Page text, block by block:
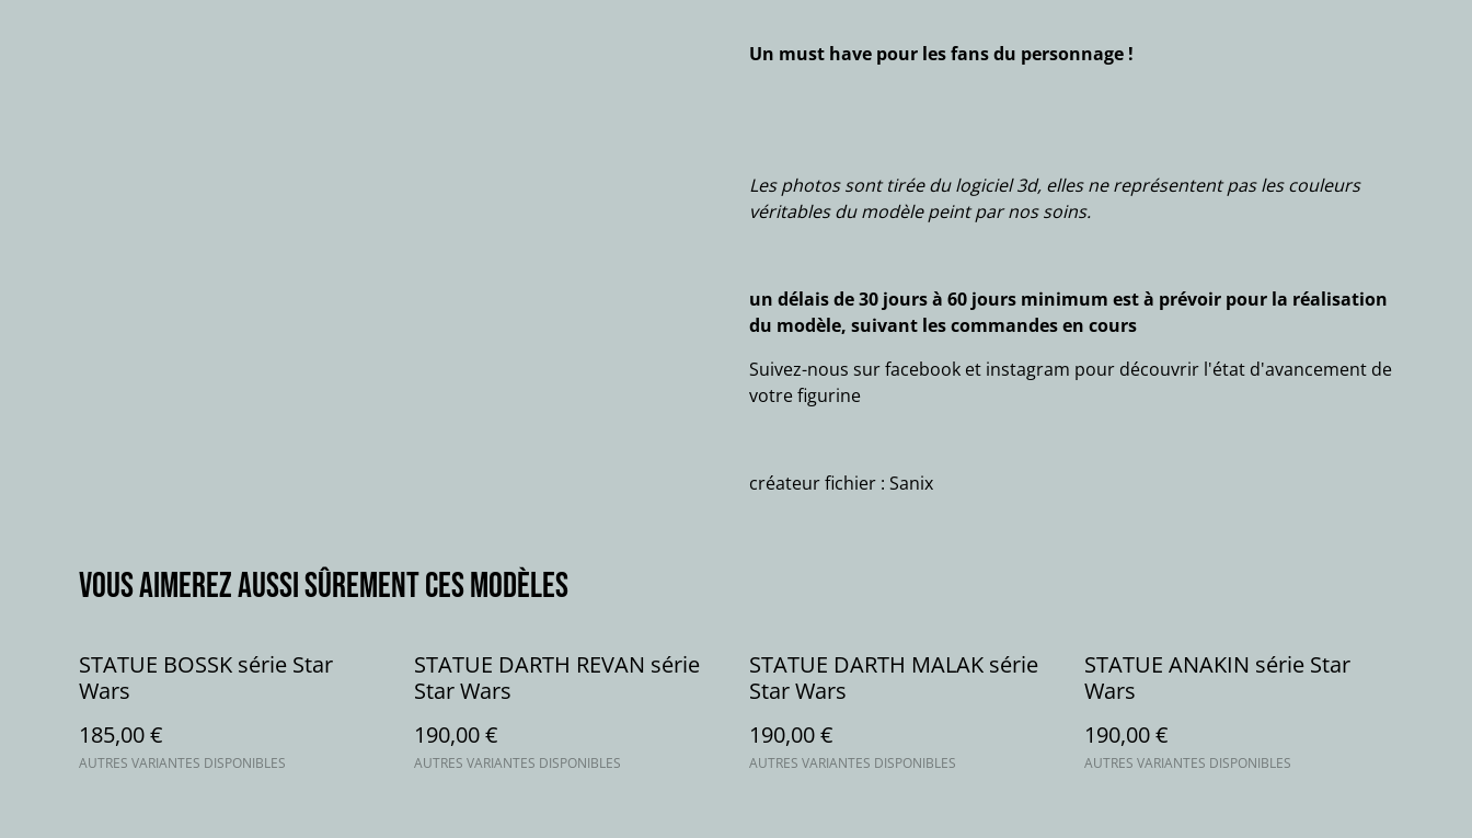
Un must have pour les fans du personnage !
Les photos sont tirée du logiciel 3d, elles ne représentent pas les couleurs
véritables du modèle peint par nos soins.
un délais de 30 jours à 60 jours minimum est à prévoir pour la réalisation
du modèle, suivant les commandes en cours
Suivez-nous sur facebook et instagram pour découvrir l'état d'avancement de
votre figurine
créateur fichier : Sanix
Vous aimerez aussi sûrement ces modèles
STATUE BOSSK série Star
Wars
185,00 €
AUTRES VARIANTES DISPONIBLES
STATUE DARTH REVAN série
Star Wars
190,00 €
AUTRES VARIANTES DISPONIBLES
STATUE DARTH MALAK série
Star Wars
190,00 €
AUTRES VARIANTES DISPONIBLES
STATUE ANAKIN série Star
Wars
190,00 €
AUTRES VARIANTES DISPONIBLES